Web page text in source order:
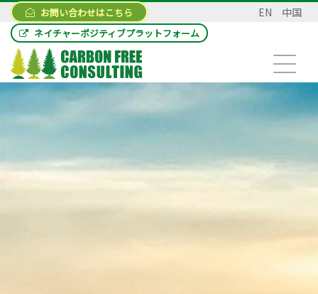
お問い合わせはこちら EN 中国
ネイチャーポジティブプラットフォーム